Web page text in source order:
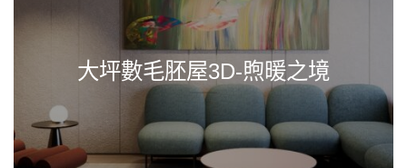
大坪數毛胚屋3D-煦暖之境